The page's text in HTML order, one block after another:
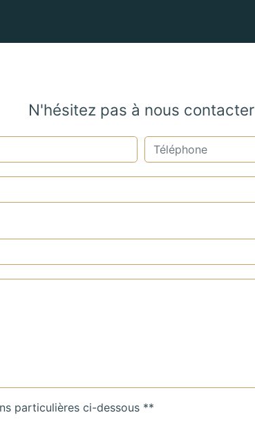
N'hésitez pas à nous contacter
particulières ci-dessous **